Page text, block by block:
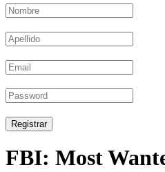
Registrar
FBI: Most